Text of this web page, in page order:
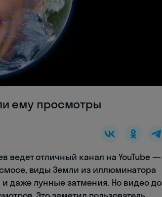
ему просмотры
ведет отличный канал на YouTube —
виды Земли из иллюминатора
даже лунные затмения. Но видео до